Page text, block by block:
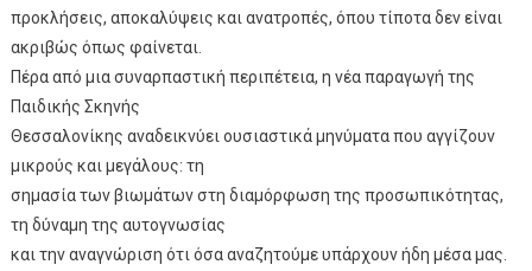
προκλήσεις, αποκαλύψεις και ανατροπές, όπου τίποτα δεν είναι
ακριβώς όπως φαίνεται.
Πέρα από μια συναρπαστική περιπέτεια, η νέα παραγωγή της
Παιδικής Σκηνής
Θεσσαλονίκης αναδεικνύει ουσιαστικά μηνύματα που αγγίζουν
μικρούς και μεγάλους: τη
σημασία των βιωμάτων στη διαμόρφωση της προσωπικότητας,
τη δύναμη της αυτογνωσίας
και την αναγνώριση ότι όσα αναζητούμε υπάρχουν ήδη μέσα μας.